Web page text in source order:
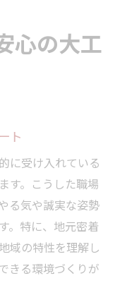
心の大工
ト
に受け入れている
す。こうした職場
る気や誠実な姿勢
。特に、地元密着
域の特性を理解し
きる環境づくりが